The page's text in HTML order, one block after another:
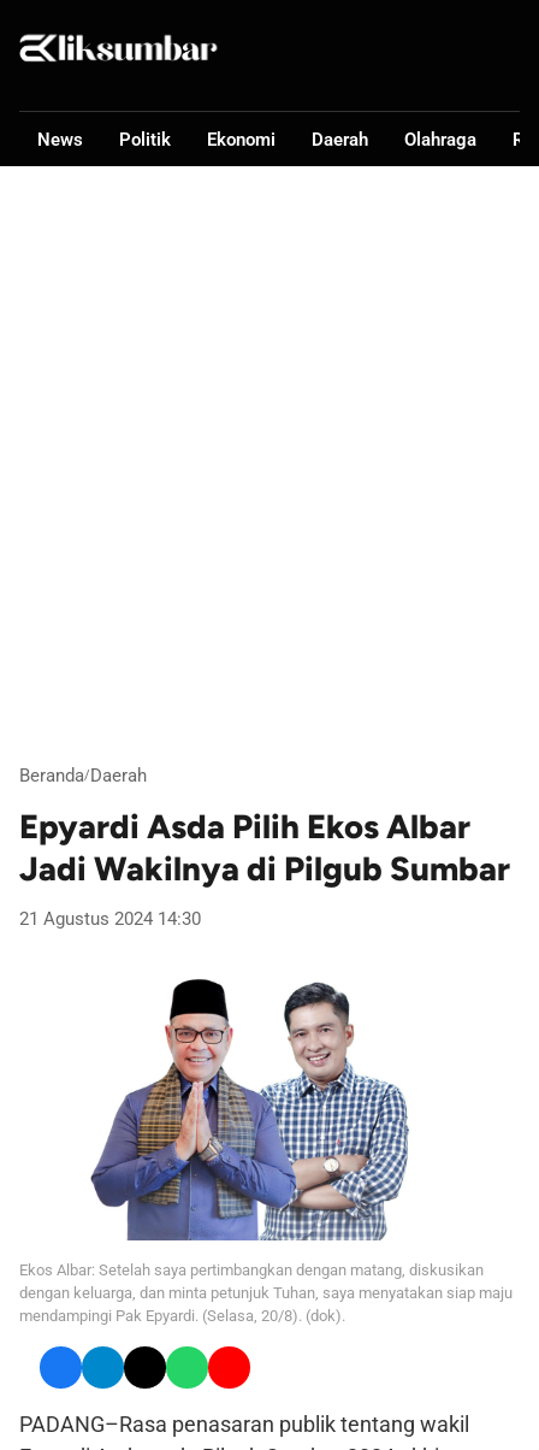
News Politik Ekonomi Daerah Olahraga
Beranda/Daerah
Epyardi Asda Pilih Ekos Albar
Jadi Wakilnya di Pilgub Sumbar
21 Agustus 2024 14:30
Ekos Albar: Setelah saya pertimbangkan dengan matang, diskusikan
dengan keluarga, dan minta petunjuk Tuhan, saya menyatakan siap maju
mendampingi Pak Epyardi. (Selasa, 20/8). (dok).
PADANG–Rasa penasaran publik tentang wakil